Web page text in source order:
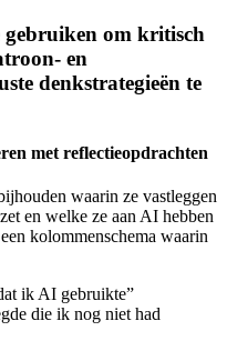
om kritisch
en
denkstrategieën te
met reflectieopdrachten
waarin ze vastleggen
en welke ze aan AI hebben
kolommenschema waarin
ik AI gebruikte”
die ik nog niet had